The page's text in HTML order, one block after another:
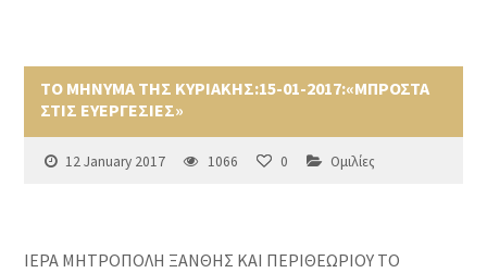
ΤΟ ΜΗΝΥΜΑ ΤΗΣ ΚΥΡΙΑΚΗΣ:15-01-2017:«ΜΠΡΟΣΤΑ
ΣΤΙΣ ΕΥΕΡΓΕΣΙΕΣ»
12 January 2017 1066 0 Ομιλίες
ΙΕΡΑ ΜΗΤΡΟΠΟΛΗ ΞΑΝΘΗΣ ΚΑΙ ΠΕΡΙΘΕΩΡΙΟΥ ΤΟ